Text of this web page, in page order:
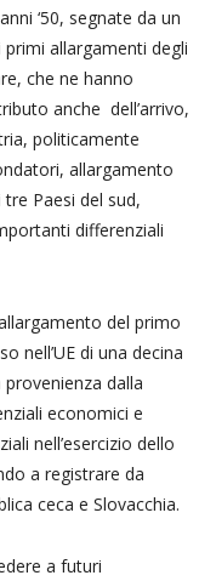
‘50, segnate da un
allargamenti degli
che ne hanno
anche dell’arrivo,
politicamente
allargamento
tre Paesi del sud,
differenziali
del primo
nell’UE di una decina
provenienza dalla
economici e
nell’esercizio dello
a registrare da
ceca e Slovacchia.
a futuri